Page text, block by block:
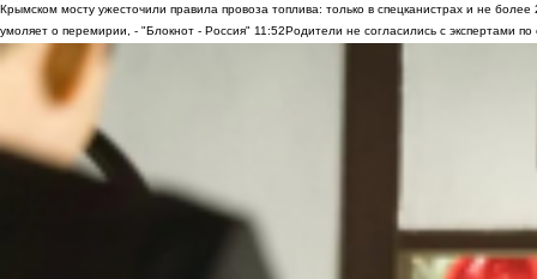
Крымском мосту ужесточили правила провоза топлива: только в спецканистрах и не
умоляет о перемирии, - "Блокнот - Россия" 11:52Родители не согласились с экспертами